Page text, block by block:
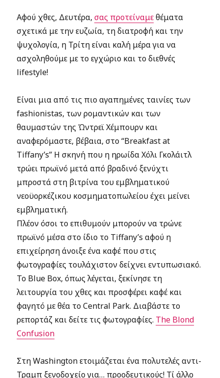
Αφού χθες, Δευτέρα,σας προτείναμεθέματα
σχετικά με την ευζωία, τη διατροφή και την
ψυχολογία, η Τρίτη είναι καλή μέρα για να
ασχοληθούμε με το εγχώριο και το διεθνές
lifestyle!
Είναι μια από τις πιο αγαπημένες ταινίες των
fashionistas, των ρομαντικών και των
θαυμαστών της Ώντρεϊ Χέμπουρν και
αναφερόμαστε, βέβαια, στο “Breakfast at
Tiffany’s” Η σκηνή που η ηρωίδα Χόλι Γκολάιτλ
τρώει πρωϊνό μετά από βραδινό ξενύχτι
μπροστά στη βιτρίνα του εμβληματικού
νεοϋορκέζικου κοσμηματοπωλείου έχει μείνει
εμβληματική.
Πλέον όσοι το επιθυμούν μπορούν να τρώνε
πρωϊνό μέσα στο ίδιο το Tiffany’s αφού η
επιχείρηση άνοιξε ένα καφέ που στις
φωτογραφίες τουλάχιστον δείχνει εντυπωσιακό.
Το Blue Box, όπως λέγεται, ξεκίνησε τη
λειτουργία του χθες και προσφέρει καφέ και
φαγητό με θέα το Central Park. Διαβάστε το
ρεπορτάζ και δείτε τις φωτογραφίες. The Blond
Confusion
Στη Washington ετοιμάζεται ένα πολυτελές αντι-
Τραμπ ξενοδοχείο για… προοδευτικούς! Τί άλλο